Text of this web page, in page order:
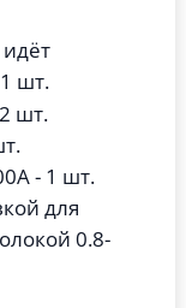
шт.
шт.
- 1 шт.
для
0.8-